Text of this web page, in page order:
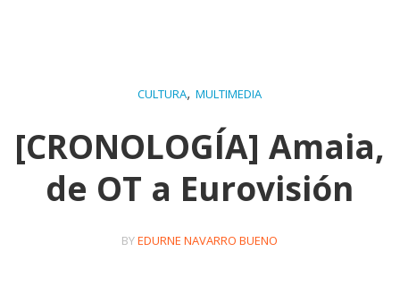
CULTURA,MULTIMEDIA
[CRONOLOGÍA] Amaia,
de OT a Eurovisión
BYEDURNE NAVARRO BUENO